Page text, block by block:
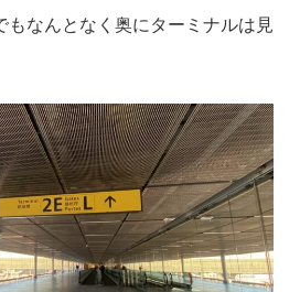
もなんとなく奥にターミナルは見